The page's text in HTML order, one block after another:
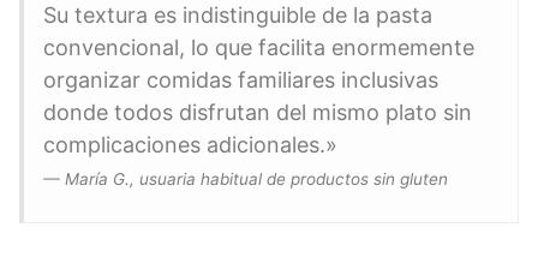
Su textura es indistinguible de la pasta
convencional, lo que facilita enormemente
organizar comidas familiares inclusivas
donde todos disfrutan del mismo plato sin
complicaciones adicionales.»
— María G., usuaria habitual de productos sin gluten